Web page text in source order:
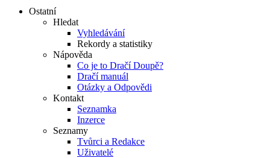
Ostatní
Hledat
Vyhledávání
Rekordy a statistiky
Nápověda
Co je to Dračí Doupě?
Dračí manuál
Otázky a Odpovědi
Kontakt
Seznamka
Inzerce
Seznamy
Tvůrci a Redakce
Uživatelé